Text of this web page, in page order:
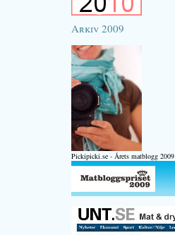
Arkiv 2009
Pickipicki.se - Årets matblogg 2009